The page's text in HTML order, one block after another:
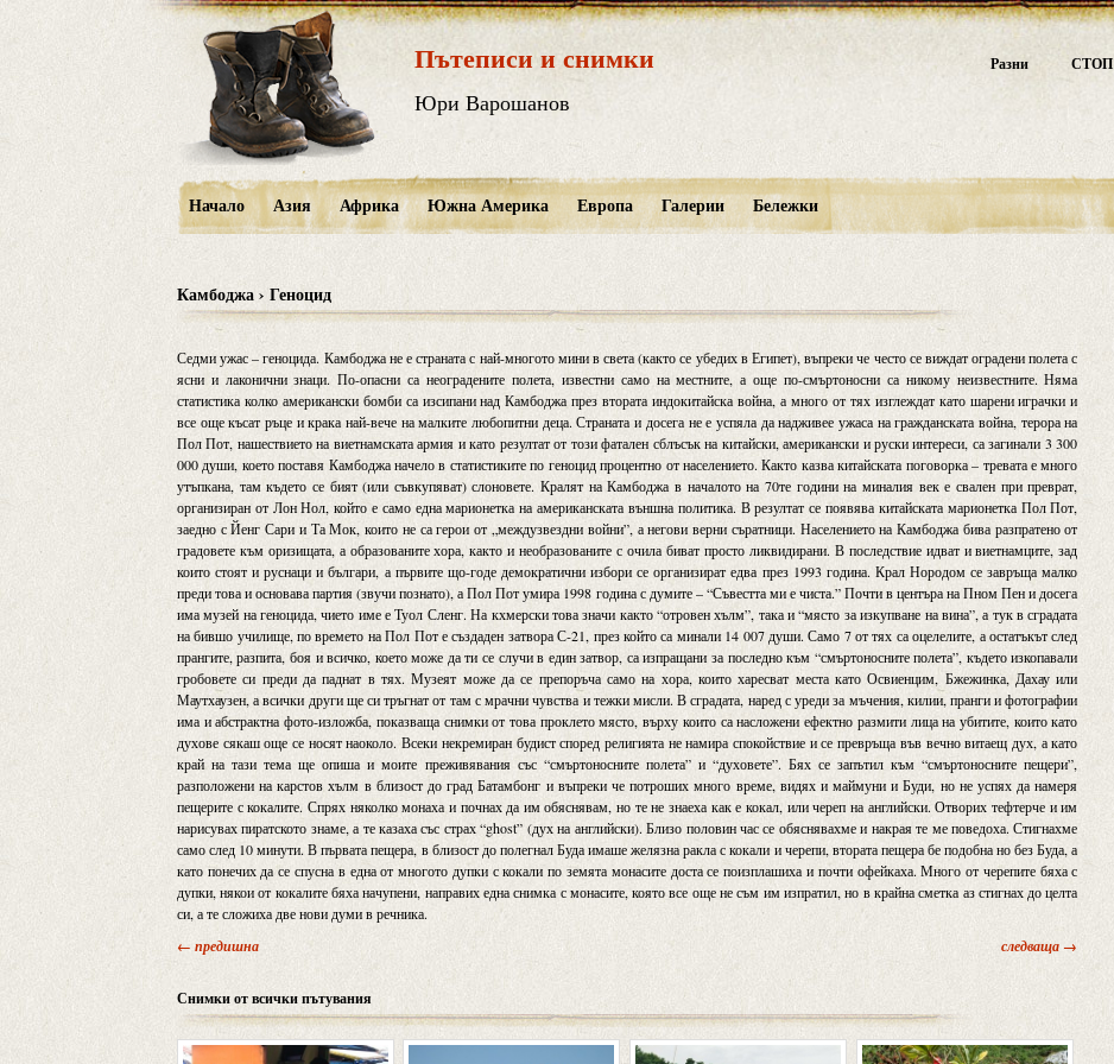
Пътеписи и снимки
Юри Варошанов
Разни СТОП
Начало Азия Африка Южна Америка Европа Галерии Бележки
Камбоджа › Геноцид
Седми ужас – геноцида. Камбоджа не е страната с най-многото мини в света (както се убедих в Египет), въпреки че често се виждат оградени полета с
ясни и лаконични знаци. По-опасни са неоградените полета, известни само на местните, а още по-смъртоносни са никому неизвестните. Няма
статистика колко американски бомби са изсипани над Камбоджа през втората индокитайска война, а много от тях изглеждат като шарени играчки и
все още късат ръце и крака най-вече на малките любопитни деца. Страната и досега не е успяла да надживее ужаса на гражданската война, терора на
Пол Пот, нашествието на виетнамската армия и като резултат от този фатален сблъсък на китайски, американски и руски интереси, са загинали 3 300
000 души, което поставя Камбоджа начело в статистиките по геноцид процентно от населението. Както казва китайската поговорка – тревата е много
утъпкана, там където се бият (или съвкупяват) слоновете. Кралят на Камбоджа в началото на 70те години на миналия век е свален при преврат,
организиран от Лон Нол, който е само една марионетка на американската външна политика. В резултат се появява китайската марионетка Пол Пот,
заедно с Йенг Сари и Та Мок, които не са герои от „междузвездни войни”, а негови верни съратници. Населението на Камбоджа бива разпратено от
градовете към оризищата, а образованите хора, както и необразованите с очила биват просто ликвидирани. В последствие идват и виетнамците, зад
които стоят и руснаци и българи, а първите що-годе демократични избори се организират едва през 1993 година. Крал Нородом се завръща малко
преди това и основава партия (звучи познато), а Пол Пот умира 1998 година с думите – “Съвестта ми е чиста.” Почти в центъра на Пном Пен и досега
има музей на геноцида, чието име е Туол Сленг. На кхмерски това значи както “отровен хълм”, така и “място за изкупване на вина”, а тук в сградата
на бившо училище, по времето на Пол Пот е създаден затвора С-21, през който са минали 14 007 души. Само 7 от тях са оцелелите, а остатъкът след
прангите, разпита, боя и всичко, което може да ти се случи в един затвор, са изпращани за последно към “смъртоносните полета”, където изкопавали
гробовете си преди да паднат в тях. Музеят може да се препоръча само на хора, които харесват места като Освиенцим, Бжежинка, Дахау или
Маутхаузен, а всички други ще си тръгнат от там с мрачни чувства и тежки мисли. В сградата, наред с уреди за мъчения, килии, пранги и фотографии
има и абстрактна фото-изложба, показваща снимки от това проклето място, върху които са насложени ефектно размити лица на убитите, които като
духове сякаш още се носят наоколо. Всеки некремиран будист според религията не намира спокойствие и се превръща във вечно витаещ дух, а като
край на тази тема ще опиша и моите преживявания със “смъртоносните полета” и “духовете”. Бях се запътил към “смъртоносните пещери”,
разположени на карстов хълм в близост до град Батамбонг и въпреки че потроших много време, видях и маймуни и Буди, но не успях да намеря
пещерите с кокалите. Спрях няколко монаха и почнах да им обяснявам, но те не знаеха как е кокал, или череп на английски. Отворих тефтерче и им
нарисувах пиратското знаме, а те казаха със страх “ghost” (дух на английски). Близо половин час се обяснявахме и накрая те ме поведоха. Стигнахме
само след 10 минути. В първата пещера, в близост до полегнал Буда имаше желязна ракла с кокали и черепи, втората пещера бе подобна но без Буда, а
като понечих да се спусна в една от многото дупки с кокали по земята монасите доста се поизплашиха и почти офейкаха. Много от черепите бяха с
дупки, някои от кокалите бяха начупени, направих една снимка с монасите, която все още не съм им изпратил, но в крайна сметка аз стигнах до целта
си, а те сложиха две нови думи в речника.
← предишна следваща →
Снимки от всички пътувания